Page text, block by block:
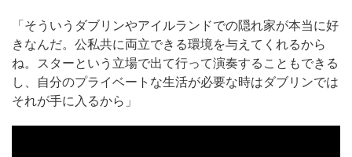
「そういうダブリンやアイルランドでの隠れ家が本当に好
きなんだ。公私共に両立できる環境を与えてくれるから
ね。スターという立場で出て行って演奏することもできる
し、自分のプライベートな生活が必要な時はダブリンでは
それが手に入るから」